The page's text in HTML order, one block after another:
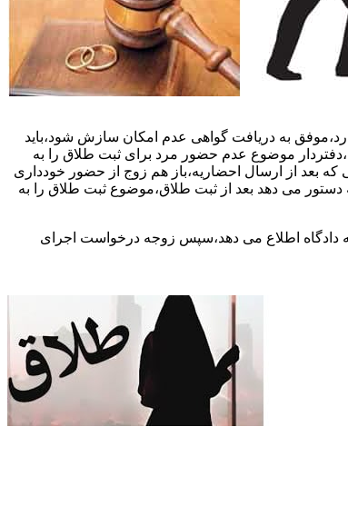
به دریافت گواهی عدم امکان سازش شود،باید
موضوع عدم حضور مرد برای ثبت طلاق را به
که بعد از ارسال احضاریه،باز هم زوج از حضور خودداری
دستور می دهد بعد از ثبت طلاق،موضوع ثبت طلاق را به
دادگاه اطلاع می دهد،سپس زوجه درخواست اجرای